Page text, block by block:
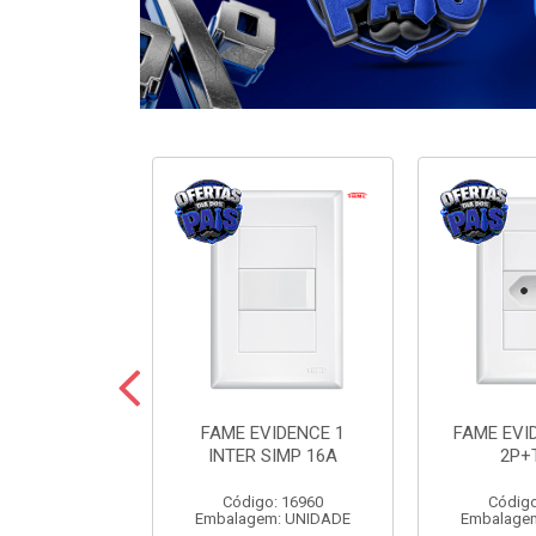
FAME EVIDENCE 1
INTER SIMP 16A
Código: 16960
Embalagem: UNIDADE
FAME